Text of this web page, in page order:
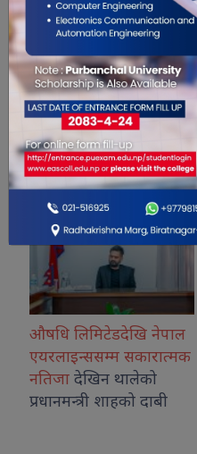
सम्बंधित खबरहरु
गिरी विरुद्ध अनुसन्धान गर्न
अदालतबाट चार दिनको
म्याद थप, कारागारबाटै
पेट्रोलपम्प कब्जा